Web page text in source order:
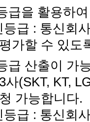
급을 활용하
등급 : 통신회
가할 수 있도
급 산출이 가
사(SKT, KT,
가능합니다.
등급 : 통신회